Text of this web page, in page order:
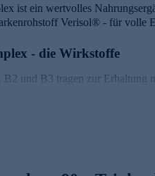
ist ein wertvolles
Verisol® - für volle
- die Wirkstoffe
und B3 tragen zur Erhaltung
zur Erhaltung von normalem
Kollagenbildung für